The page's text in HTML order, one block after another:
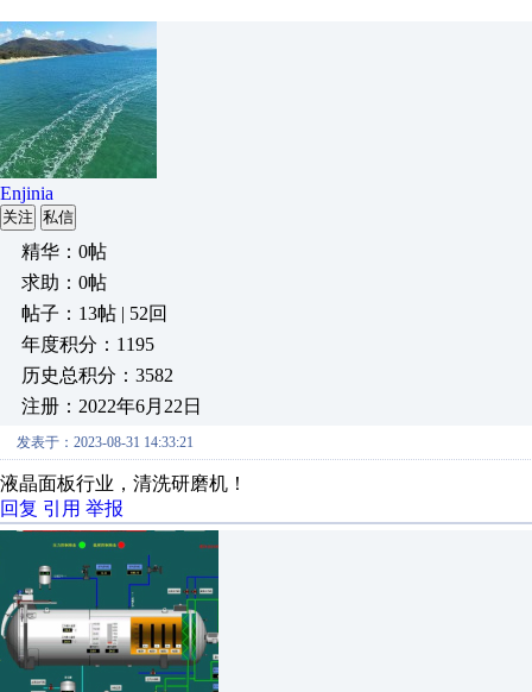
Enjinia
关注 私信
精华：0帖
求助：0帖
帖子：13帖 | 52回
年度积分：1195
历史总积分：3582
注册：2022年6月22日
发表于：2023-08-31 14:33:21
液晶面板行业，清洗研磨机！
回复 引用 举报